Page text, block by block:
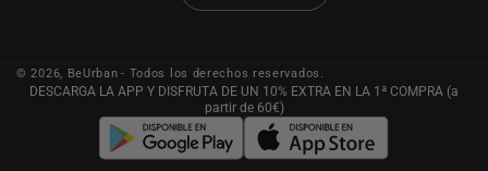
© 2026, BeUrban - Todos los derechos reservados.
DESCARGA LA APP Y DISFRUTA DE UN 10% EXTRA EN LA 1ª COMPRA (a
partir de 60€)